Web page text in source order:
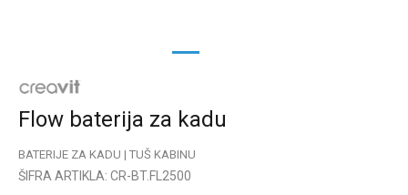
1
Flow baterija za kadu
BATERIJE ZA KADU | TUŠ KABINU
ŠIFRA ARTIKLA: CR-BT.FL2500